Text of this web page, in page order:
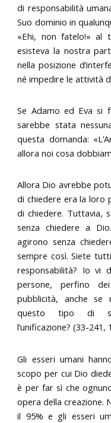
di responsabilità
Suo dominio in
«Ehi, non fatelo!» al
esisteva la nostra
nella posizione
né impedire le attività
Se Adamo ed Eva si
sarebbe stata
questa domanda:
allora noi cosa
Allora Dio avrebbe
di chiedere era la loro
di chiedere. Tuttavia,
senza chiedere a
agirono senza
sempre così. Siete
responsabilità? Io vi
persone, perfino
pubblicità, anche se
questo tipo di
l’unificazione? (33-241,
Gli esseri umani
scopo per cui Dio
è per far sì che
opera della creazione.
il 95% e gli esseri